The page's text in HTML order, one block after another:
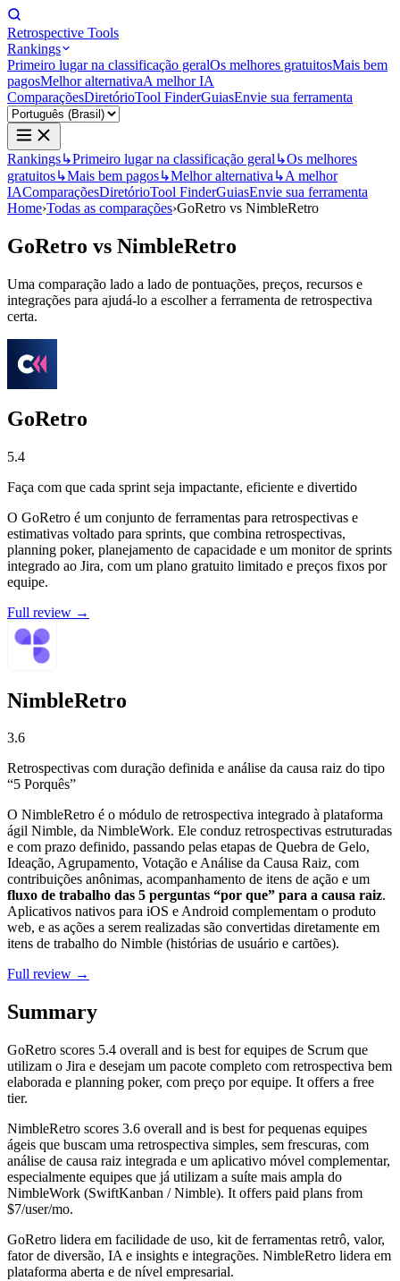
Retrospective Tools
Rankings
Primeiro lugar na classificação geralOs melhores gratuitosMais bem
pagosMelhor alternativaA melhor IA
ComparaçõesDiretórioTool FinderGuiasEnvie sua ferramenta
Rankings↳Primeiro lugar na classificação geral ↳Os melhores
gratuitos↳Mais bem pagos↳Melhor alternativa ↳A melhor
IAComparaçõesDiretórioTool FinderGuiasEnvie sua ferramenta
Home›Todas as comparações›GoRetro vs NimbleRetro
GoRetro vs NimbleRetro
Uma comparação lado a lado de pontuações, preços, recursos e
integrações para ajudá-lo a escolher a ferramenta de retrospectiva
certa.
GoRetro
5.4
Faça com que cada sprint seja impactante, eficiente e divertido
O GoRetro é um conjunto de ferramentas para retrospectivas e
estimativas voltado para sprints, que combina retrospectivas,
planning poker, planejamento de capacidade e um monitor de sprints
integrado ao Jira, com um plano gratuito limitado e preços fixos por
equipe.
Full review →
NimbleRetro
3.6
Retrospectivas com duração definida e análise da causa raiz do tipo
“5 Porquês”
O NimbleRetro é o módulo de retrospectiva integrado à plataforma
ágil Nimble, da NimbleWork. Ele conduz retrospectivas estruturadas
e com prazo definido, passando pelas etapas de Quebra de Gelo,
Ideação, Agrupamento, Votação e Análise da Causa Raiz, com
contribuições anônimas, acompanhamento de itens de ação e um
fluxo de trabalho das 5 perguntas “por que” para a causa raiz.
Aplicativos nativos para iOS e Android complementam o produto
web, e as ações a serem realizadas são convertidas diretamente em
itens de trabalho do Nimble (histórias de usuário e cartões).
Full review →
Summary
GoRetro scores 5.4 overall and is best for equipes de Scrum que
utilizam o Jira e desejam um pacote completo com retrospectiva bem
elaborada e planning poker, com preço por equipe. It offers a free
tier.
NimbleRetro scores 3.6 overall and is best for pequenas equipes
ágeis que buscam uma retrospectiva simples, sem frescuras, com
análise de causa raiz integrada e um aplicativo móvel complementar,
especialmente equipes que já utilizam a suíte mais ampla do
NimbleWork (SwiftKanban / Nimble). It offers paid plans from
$7/user/mo.
GoRetro lidera em facilidade de uso, kit de ferramentas retrô, valor,
fator de diversão, IA e insights e integrações. NimbleRetro lidera em
plataforma aberta e de nível empresarial.